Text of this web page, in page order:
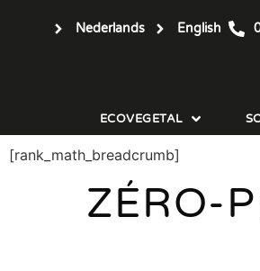
Nederlands English
ECOVEGETAL
[rank_math_breadcrumb]
ZÉRO-